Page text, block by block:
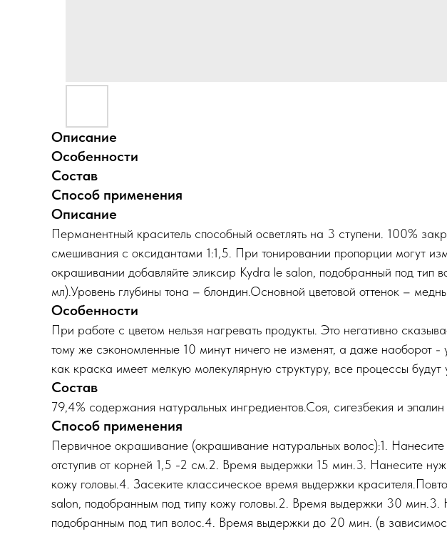
Описание
Особенности
Состав
Способ применения
Описание
Перманентный краситель способный осветлять на 3 ступени. 100%
смешивания с оксидантами 1:1,5. При тонировании пропорции могут
окрашивании добавляйте эликсир Kydra le salon, подобранный под
мл).Уровень глубины тона – блондин.Основной цветовой оттенок –
Особенности
При работе с цветом нельзя нагревать продукты. Это негативно
тому же сэкономленные 10 минут ничего не изменят, а даже наоборот
как краска имеет мелкую молекулярную структуру, все процессы будут
Состав
79,4% содержания натуральных ингредиентов.Соя, сигезбекия и эпалин
Способ применения
Первичное окрашивание (окрашивание натуральных волос):1.
отступив от корней 1,5 -2 см.2. Время выдержки 15 мин.3. Нанесите
кожу головы.4. Засеките классическое время выдержки
salon, подобранным под типу кожу головы.2. Время выдержки 30
подобранным под тип волос.4. Время выдержки до 20 мин. (в